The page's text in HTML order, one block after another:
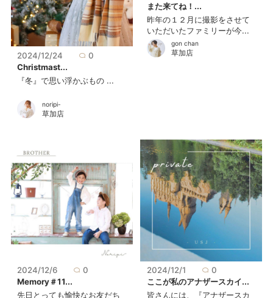
2024/12/24
0
Christmast...
『冬』で思い浮かぶもの ...
noripi-
草加店
また来てね！...
昨年の１２月に撮影をさせて
いただいたファミリーが今...
gon chan
草加店
2024/12/6
0
Memory＃11...
先日とっても愉快なお友だち
2024/12/1
0
ここが私のアナザースカイ...
皆さんには、『アナザースカ